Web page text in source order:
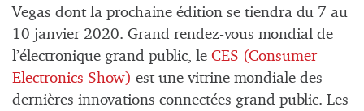
Vegas dont la prochaine édition se tiendra du 7 au
10 janvier 2020. Grand rendez-vous mondial de
l’électronique grand public, le CES (Consumer
Electronics Show) est une vitrine mondiale des
dernières innovations connectées grand public. Les